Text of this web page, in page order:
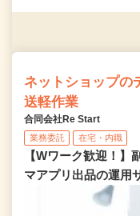
ネットショップの
送軽作業
合同会社Re Start
業務委託 在宅・内職
【Wワーク歓迎！】
マアプリ出品の運用